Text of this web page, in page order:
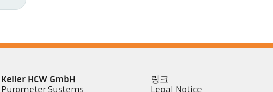
Keller HCW GmbH
링크